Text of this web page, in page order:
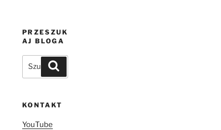
PRZESZUK
AJ BLOGA
Szukaj:
KONTAKT
YouTube